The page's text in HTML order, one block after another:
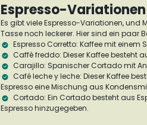
Espresso-Variationen
Es gibt viele Espresso-Variationen, und
Tasse noch leckerer. Hier sind ein paar
Espresso Corretto: Kaffee mit einem
Caffè freddo: Dieser Kaffee besteht
Carajillo: Spanischer Cortado mit
Café leche y leche: Dieser Kaffee
Espresso eine Mischung aus
Cortado: Ein Cortado besteht aus
Espresso hinzugegeben.